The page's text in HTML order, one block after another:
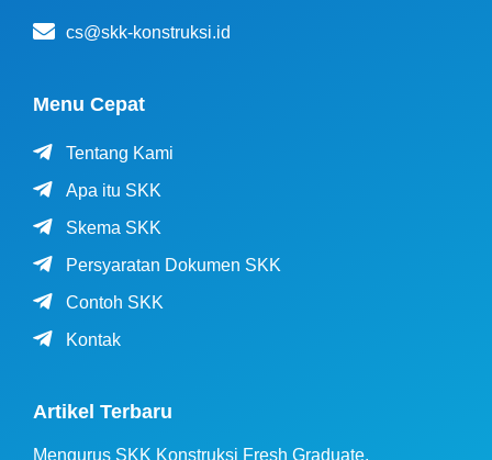
cs@skk-konstruksi.id
Menu Cepat
Tentang Kami
Apa itu SKK
Skema SKK
Persyaratan Dokumen SKK
Contoh SKK
Kontak
Artikel Terbaru
Mengurus SKK Konstruksi Fresh Graduate,